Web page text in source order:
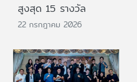
สูงสุด 15 รางวัล
22 กรกฎาคม 2026